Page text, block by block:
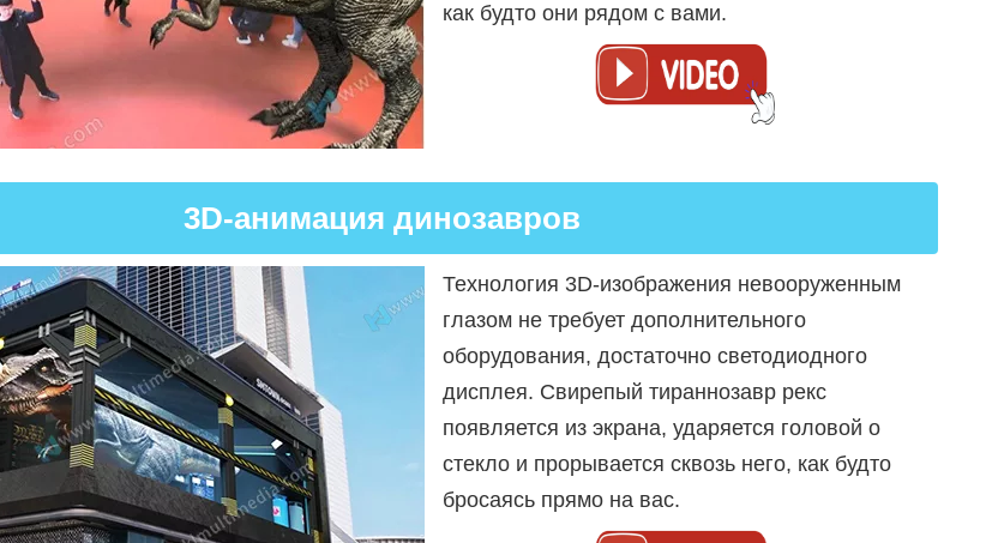
как будто они рядом с вами.
3D-анимация динозавров
Технология 3D-изображения невооруженным
глазом не требует дополнительного
оборудования, достаточно светодиодного
дисплея. Свирепый тираннозавр рекс
появляется из экрана, ударяется головой о
стекло и прорывается сквозь него, как будто
бросаясь прямо на вас.